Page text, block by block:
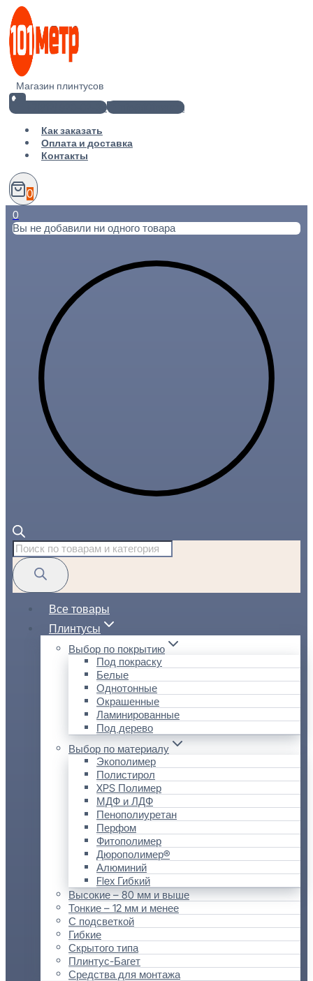
Перейти
содержимому
Магазин плинтусов
+7(812) 920-02-38
info@101metr.ru
Как заказать
Оплата и доставка
Контакты
0
0
Вы не добавили ни одного товара
Поиск
товаров
Все товары
Плинтусы
Выбор по покрытию
Под покраску
Белые
Однотонные
Окрашенные
Ламинированные
Под дерево
Выбор по материалу
Экополимер
Полистирол
XPS Полимер
МДФ и ЛДФ
Пенополиуретан
Перфом
Фитополимер
Дюрополимер®
Алюминий
Flex Гибкий
Высокие – 80 мм и выше
Тонкие – 12 мм и менее
С подсветкой
Гибкие
Скрытого типа
Плинтус-Багет
Средства для монтажа